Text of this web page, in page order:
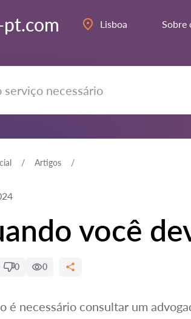
Lisboa Sobre
Artigos
você
0 0
é necessário consultar um